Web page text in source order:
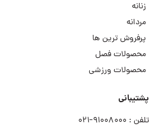
زنانه
مردانه
پرفروش ترین ها
محصولات فصل
محصولات ورزشی
پشتیبانی
تلفن : ۹۱۰۰۸۰۰۰−۰۲۱